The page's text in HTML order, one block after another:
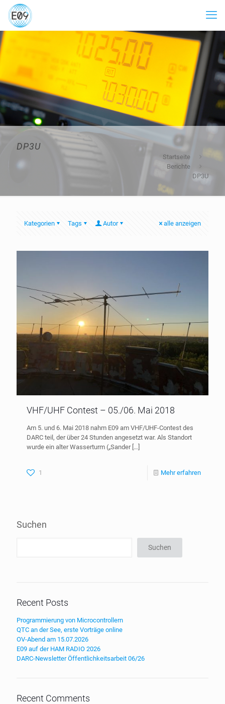
DP3U
Startseite
Berichte
DP3U
Kategorien Tags Autor alle anzeigen
VHF/UHF Contest – 05./06. Mai 2018
Am 5. und 6. Mai 2018 nahm E09 am VHF/UHF-Contest des
DARC teil, der über 24 Stunden angesetzt war. Als Standort
wurde ein alter Wasserturm („Sander[…]
1 Mehr erfahren
Suchen
Suchen
Recent Posts
Programmierung von Microcontrollern
QTC an der See, erste Vorträge online
OV-Abend am 15.07.2026
E09 auf der HAM RADIO 2026
DARC-Newsletter Öffentlichkeitsarbeit 06/26
Recent Comments